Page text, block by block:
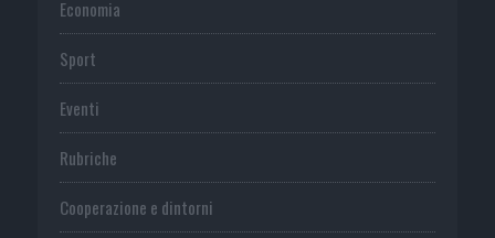
Economia
Sport
Eventi
Rubriche
Cooperazione e dintorni